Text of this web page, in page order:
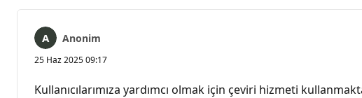
Anonim
25 Haz 2025 09:17
Kullanıcılarımıza yardımcı olmak için çeviri hizmeti